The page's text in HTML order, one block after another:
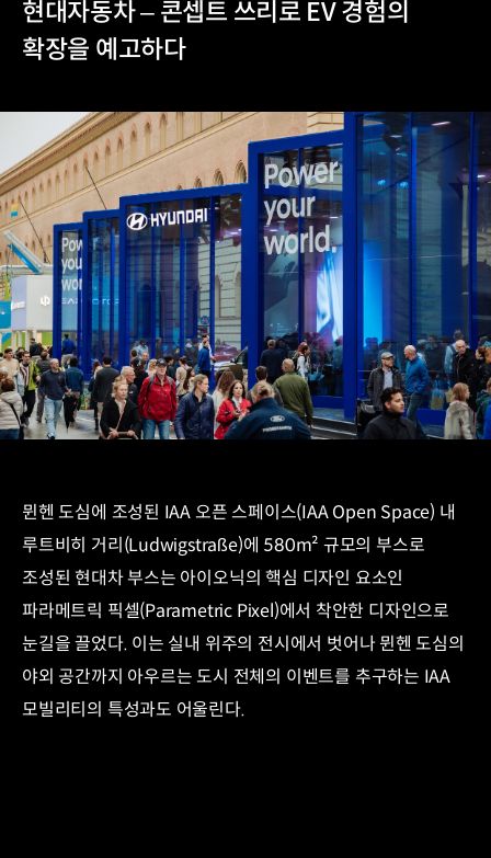
현대자동차 – 콘셉트 쓰리로 EV 경험의
확장을 예고하다
뮌헨 도심에 조성된 IAA 오픈 스페이스(IAA Open Space) 내
루트비히 거리(Ludwigstraße)에 580m² 규모의 부스로
조성된 현대차 부스는 아이오닉의 핵심 디자인 요소인
파라메트릭 픽셀(Parametric Pixel)에서 착안한 디자인으로
눈길을 끌었다. 이는 실내 위주의 전시에서 벗어나 뮌헨 도심의
야외 공간까지 아우르는 도시 전체의 이벤트를 추구하는 IAA
모빌리티의 특성과도 어울린다.